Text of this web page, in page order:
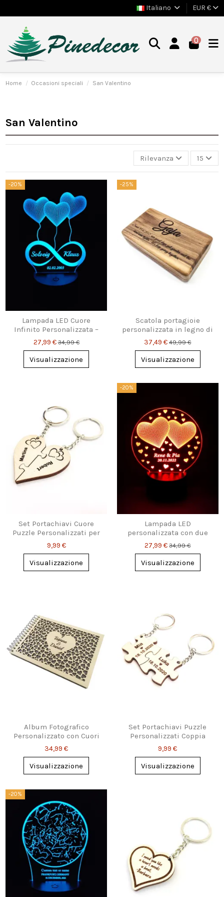
Italiano EUR €
0
Home Occasioni speciali San Valentino
San Valentino
Rilevanza 15
-20%
Lampada LED Cuore
Infinito Personalizzata –
Nomi & Data
27,99 €34,99 €
Visualizzazione
-25%
Scatola portagioie
personalizzata in legno di
noce – con nome e dedica
incisi, regalo...
37,49 €49,99 €
Visualizzazione
Set Portachiavi Cuore
Puzzle Personalizzati per
Coppie
9,99 €
Visualizzazione
-20%
Lampada LED
personalizzata con due
cuori e nomi – regalo
romantico
27,99 €34,99 €
Visualizzazione
Album Fotografico
Personalizzato con Cuori
– Idea Romantica
34,99 €
Visualizzazione
Set Portachiavi Puzzle
Personalizzati Coppia
Insieme
9,99 €
Visualizzazione
-20%